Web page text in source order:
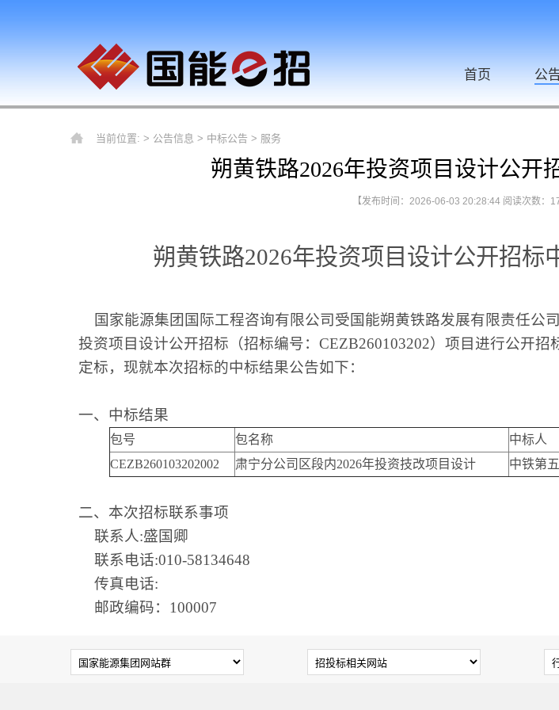
首页 公
当前位置: > 公告信息 > 中标公告 > 服务
朔黄铁路2026年投资项目设计公开
【发布时间：2026-06-03 20:28:44 阅读次数：
朔黄铁路2026年投资项目设计公开招标
国家能源集团国际工程咨询有限公司受国能朔黄铁路发展有限责任公
投资项目设计公开招标（招标编号：CEZB260103202）项目进行公开招
定标，现就本次招标的中标结果公告如下：
一、中标结果
包号 包名称
中标人
CEZB260103202002
肃宁分公司区段内2026年投资技改项目设计 中铁第
二、本次招标联系事项
联系人:盛国卿
联系电话:010-58134648
传真电话:
邮政编码：100007